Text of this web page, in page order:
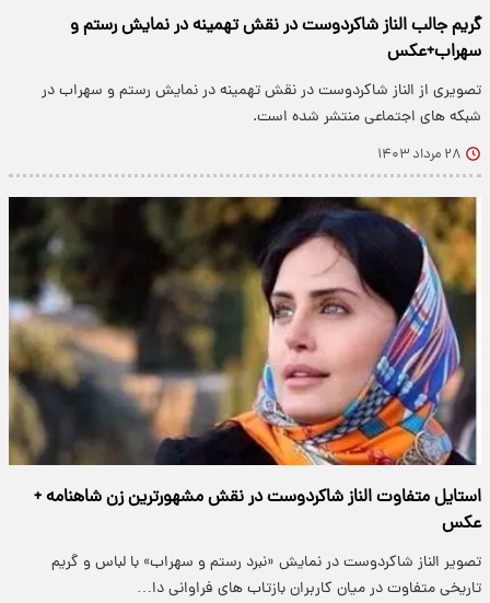
گریم جالب الناز شاکردوست در نقش تهمینه در نمایش رستم و
سهراب+عکس
تصویری از الناز شاکردوست در نقش تهمینه در نمایش رستم و سهراب در
شبکه های اجتماعی منتشر شده است.
۲۸ مرداد ۱۴۰۳
استایل متفاوت الناز شاکردوست در نقش مشهورترین زن شاهنامه +
عکس
تصویر الناز شاکردوست در نمایش «نبرد رستم و سهراب» با لباس و گریم
تاریخی متفاوت در میان کاربران بازتاب ‌های فراوانی دا…